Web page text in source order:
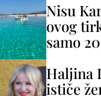
Nisu
ovog
samo
Haljina
ističe